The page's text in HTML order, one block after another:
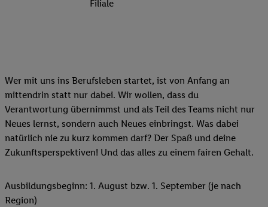
Filiale
Wer mit uns ins Berufsleben startet, ist von Anfang an
mittendrin statt nur dabei. Wir wollen, dass du
Verantwortung übernimmst und als Teil des Teams nicht nur
Neues lernst, sondern auch Neues einbringst. Was dabei
natürlich nie zu kurz kommen darf? Der Spaß und deine
Zukunftsperspektiven! Und das alles zu einem fairen Gehalt.
Ausbildungsbeginn: 1. August bzw. 1. September (je nach
Region)